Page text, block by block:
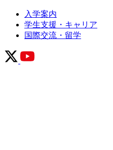
入学案内
学生支援・キャリア
国際交流・留学